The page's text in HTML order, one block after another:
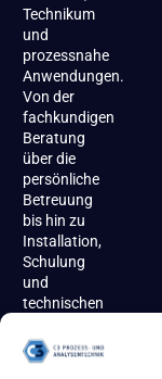
Technikum
und
prozessnahe
Anwendungen.
Von der
fachkundigen
Beratung
über die
persönliche
Betreuung
bis hin zu
Installation,
Schulung
und
technischen
begleiten
wir unsere